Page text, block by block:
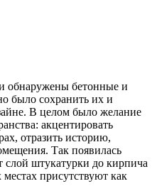
обнаружены бетонные и
было сохранить их и
В целом было желание
акцентировать
отразить историю,
Так появилась
слой штукатурки до кирпича
присутствуют как